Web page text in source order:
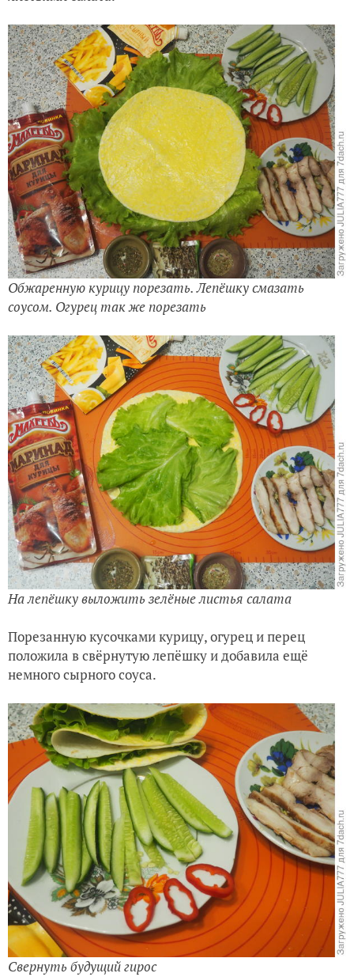
Обжаренную курицу порезать. Лепёшку смазать
соусом. Огурец так же порезать
На лепёшку выложить зелёные листья салата
Порезанную кусочками курицу, огурец и перец
положила в свёрнутую лепёшку и добавила ещё
немного сырного соуса.
Свернуть будущий гирос